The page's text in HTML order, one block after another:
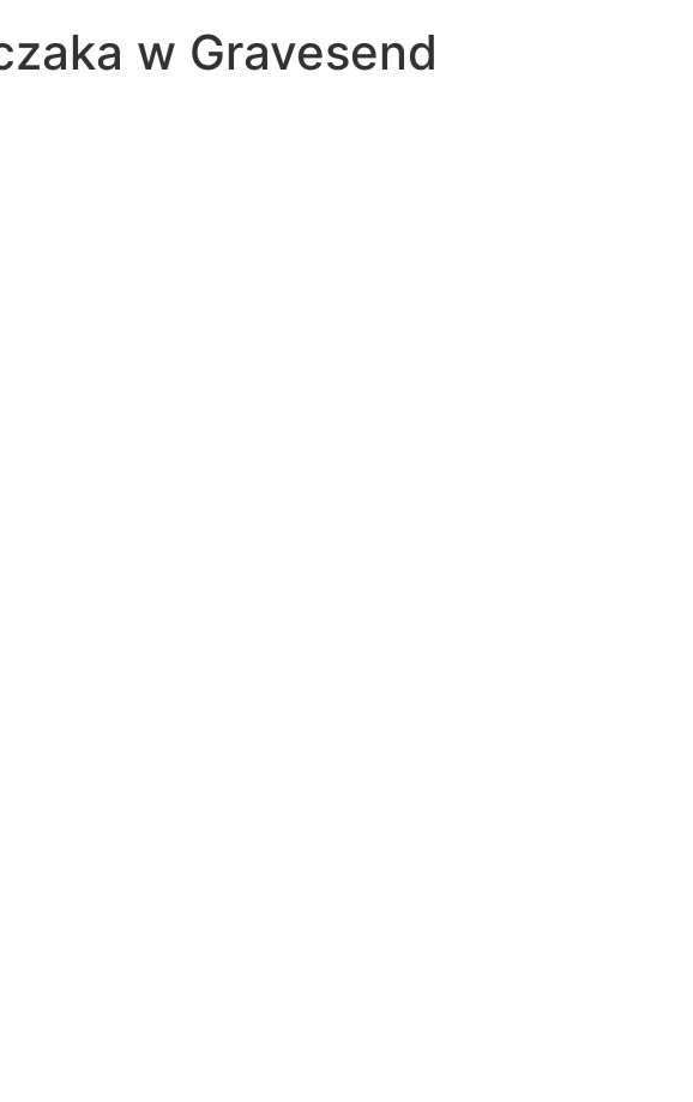
w Gravesend